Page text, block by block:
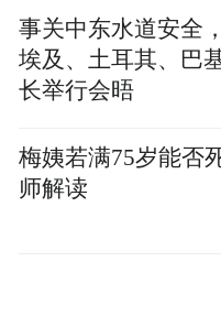
事关中东水道安全
埃及、土耳其、巴
长举行会晤
梅姨若满75岁能否
师解读